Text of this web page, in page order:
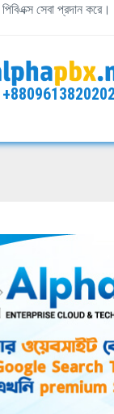
সেবা প্রদান করে।
+8809613820202